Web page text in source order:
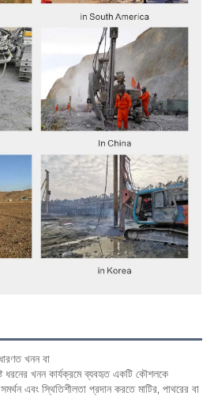
খনন বা
ধরনের খনন কার্যক্রমে ব্যবহৃত একটি কৌশলকে
এবং স্থিতিশীলতা প্রদান করতে মাটির, পাথরের বা